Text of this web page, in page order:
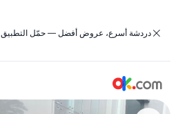
‏دردشة أسرع، عروض أفضل — حمّل التطبيق
29,900
درهم